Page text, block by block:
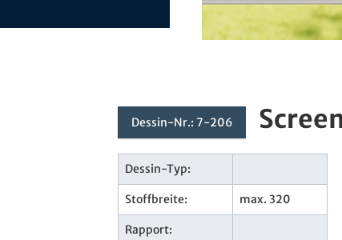
Dessin-Nr.: 7-206
Dessin-Typ:
Stoffbreite: max. 320
Rapport: